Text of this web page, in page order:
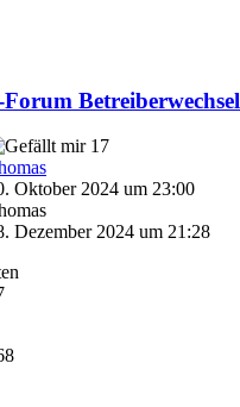
Betreiberwechsel
17
Oktober 2024 um 23:00
Dezember 2024 um 21:28